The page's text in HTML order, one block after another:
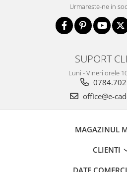
Urmareste-ne in
SUPORT
Luni - Vineri orele
office@e-
MAGAZINUL
CLIENTI